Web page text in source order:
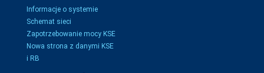
Informacje o systemie
Schemat sieci
Zapotrzebowanie mocy KSE
Nowa strona z danymi KSE
i RB